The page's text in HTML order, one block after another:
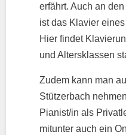
erfährt. Auch an
ist das Klavier
Hier findet
und Altersklassen
Zudem kann man
Stützerbach
Pianist/in als
mitunter auch ein